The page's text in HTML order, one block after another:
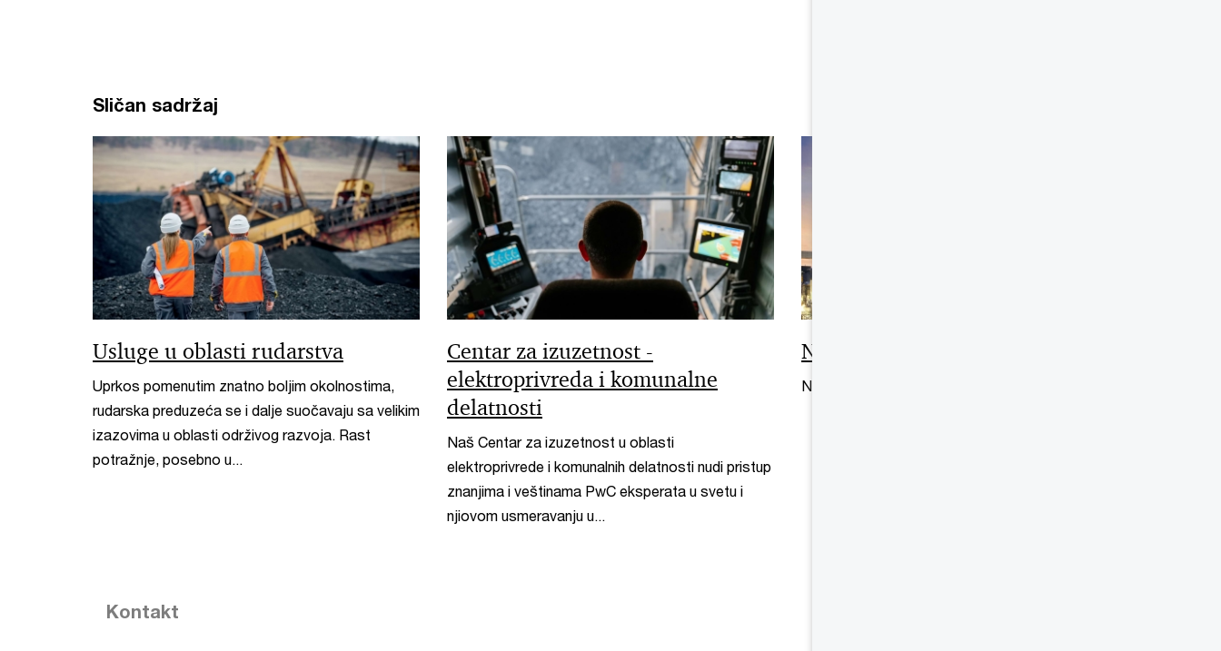
Sličan sadržaj
Usluge u oblasti rudarstva
Uprkos pomenutim znatno boljim okolnostima,
rudarska preduzeća se i dalje suočavaju sa velikim
izazovima u oblasti održivog razvoja. Rast
potražnje, posebno u...
Centar za izuzetnost -
elektroprivreda i komunalne
delatnosti
Naš Centar za izuzetnost u oblasti
elektroprivrede i komunalnih delatnosti nudi pristup
znanjima i veštinama PwC eksperata u svetu i
njiovom usmeravanju u...
Nafta i prirodni gas kao energenti
Nafta i prirodni gas kao energenti
Kontakt